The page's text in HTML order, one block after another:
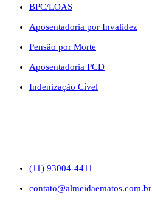
BPC/LOAS
Aposentadoria por Invalidez
Pensão por Morte
Aposentadoria PCD
Indenização Cível
(11) 93004-4411
contato@almeidaematos.com.br